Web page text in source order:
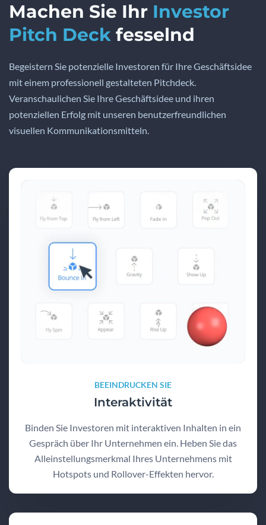
Machen Sie Ihr Investor
Pitch Deck fesselnd
Begeistern Sie potenzielle Investoren für Ihre Geschäftsidee
mit einem professionell gestalteten Pitchdeck.
Veranschaulichen Sie Ihre Geschäftsidee und ihren
potenziellen Erfolg mit unseren benutzerfreundlichen
visuellen Kommunikationsmitteln.
BEEINDRUCKEN SIE
Interaktivität
Binden Sie Investoren mit interaktiven Inhalten in ein
Gespräch über Ihr Unternehmen ein. Heben Sie das
Alleinstellungsmerkmal Ihres Unternehmens mit
Hotspots und Rollover-Effekten hervor.